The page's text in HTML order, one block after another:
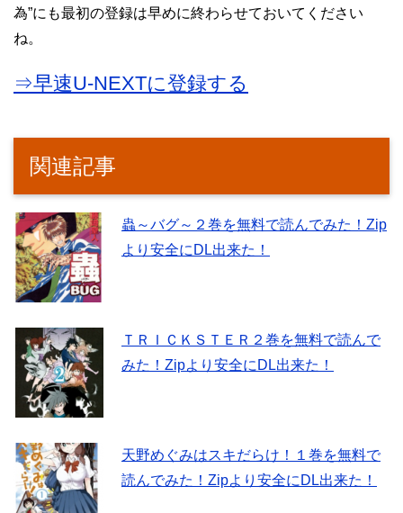
為”にも最初の登録は早めに終わらせておいてください
ね。
⇒早速U-NEXTに登録する
関連記事
蟲～バグ～２巻を無料で読んでみた！Zip
より安全にDL出来た！
ＴＲＩＣＫＳＴＥＲ２巻を無料で読んで
みた！Zipより安全にDL出来た！
天野めぐみはスキだらけ！１巻を無料で
読んでみた！Zipより安全にDL出来た！